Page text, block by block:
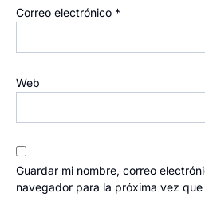
Correo electrónico *
Web
Guardar mi nombre, correo
navegador para la próxima vez